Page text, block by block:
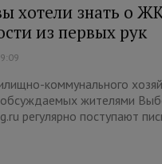
хотели знать о
из первых рук
коммунального
жителями
регулярно поступают